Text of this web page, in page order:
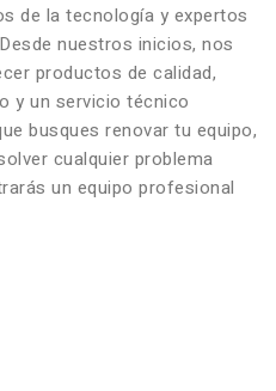
de la tecnología y expertos
nuestros inicios, nos
productos de calidad,
y un servicio técnico
busques renovar tu equipo,
cualquier problema
un equipo profesional